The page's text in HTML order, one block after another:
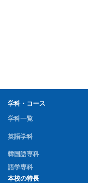
学科・コース
学科一覧
英語学科
韓国語専科
語学専科
本校の特長